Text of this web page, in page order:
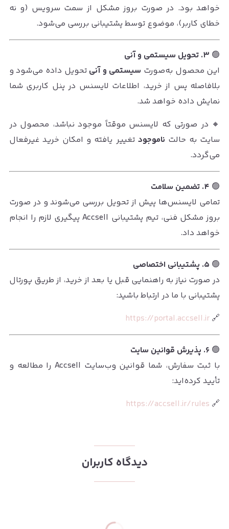
خواهد بود. در صورت بروز مشکل از سمت سرویس (و نه
خطای کاربر)، موضوع توسط پشتیبانی بررسی می‌شود.
🟢 ۳. تحویل سیستمی و آنی
این محصول به‌صورت سیستمی و آنی تحویل داده می‌شود و
بلافاصله پس از خرید، اطلاعات لایسنس در پنل کاربری شما
نمایش داده خواهد شد.
🔸 در صورتی که لایسنس موقتاً موجود نباشد، محصول در
سایت به حالت ناموجود تغییر یافته و امکان خرید غیرفعال
می‌گردد.
🟢 ۴. تضمین سلامت
تمامی لایسنس‌ها پیش از تحویل بررسی می‌شوند و در صورت
بروز مشکل فنی، تیم پشتیبانی Accsell پیگیری لازم را انجام
خواهد داد.
🟢 ۵. پشتیبانی اختصاصی
در صورت نیاز به راهنمایی قبل یا بعد از خرید، از طریق پورتال
پشتیبانی با ما در ارتباط باشید:
🔗
https://portal.accsell.ir
🟢 ۶. پذیرش قوانین سایت
با ثبت سفارش، شما قوانین وب‌سایت Accsell را مطالعه و
تأیید کرده‌اید:
🔗
https://accsell.ir/rules
دیدگاه کاربران